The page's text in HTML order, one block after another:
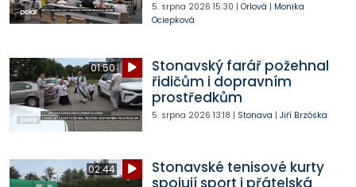
5. srpna 2026 15:30 | Orlová | Monika
Ociepková
01:50
Stonavský farář požehnal
řidičům i dopravním
prostředkům
5. srpna 2026 13:18 | Stonava | Jiří Brzóska
02:44
Stonavské tenisové kurty
spojují sport i přátelská